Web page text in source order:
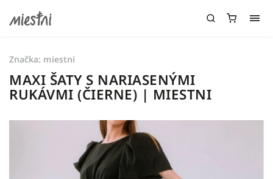
MAXI ŠATY S NARIASENÝMI
RUKÁVMI (ČIERNE) | MIESTNI
Značka: miestni